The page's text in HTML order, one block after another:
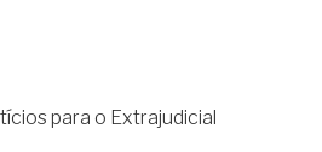
para o Extrajudicial